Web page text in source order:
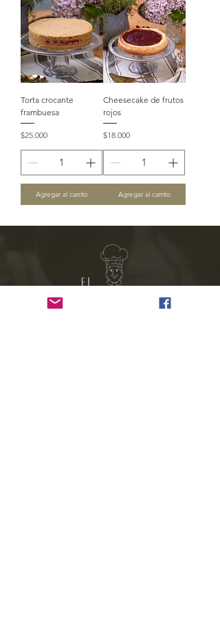
Torta crocante
frambuesa
Precio
$25.000
Agregar al carrito
Cheesecake de frutos
rojos
Precio
$18.000
Agregar al carrito